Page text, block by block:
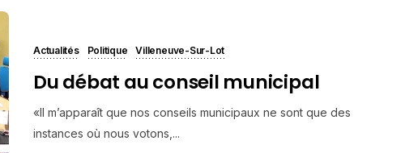
Actualités Politique Villeneuve-Sur-Lot
Du débat au conseil municipal
«Il m’apparaît que nos conseils municipaux ne sont que des
instances où nous votons,...